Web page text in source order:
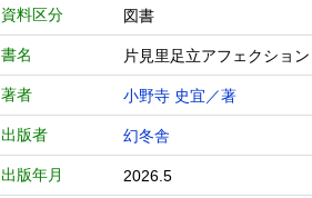
資料区分 図書
書名 片見里足立アフェ
著者 小野寺 史宜／著
出版者 幻冬舎
出版年月 2026.5